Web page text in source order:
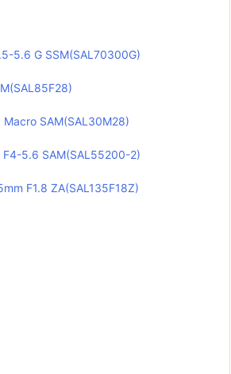
5.6 G SSM(SAL70300G)
SAM(SAL30M28)
5.6 SAM(SAL55200-2)
F1.8 ZA(SAL135F18Z)